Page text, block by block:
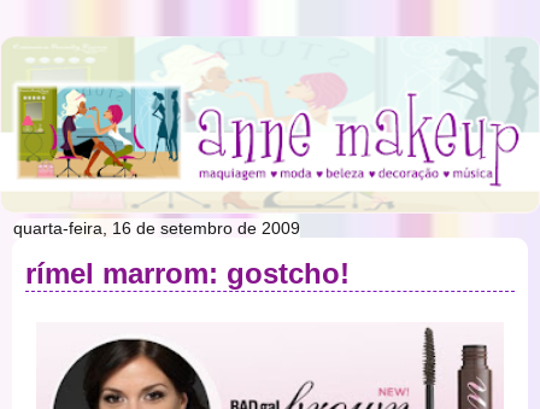
quarta-feira, 16 de setembro de 2009
rímel marrom: gostcho!